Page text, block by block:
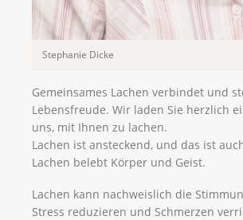
Stephanie Dicke
Gemeinsames Lachen verbindet und
Lebensfreude. Wir laden Sie herzlich
uns, mit Ihnen zu lachen.
Lachen ist ansteckend, und das ist
Lachen belebt Körper und Geist.
Lachen kann nachweislich die
Stress reduzieren und Schmerzen